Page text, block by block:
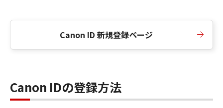
Canon ID 新規登録ページ
Canon IDの登録方法